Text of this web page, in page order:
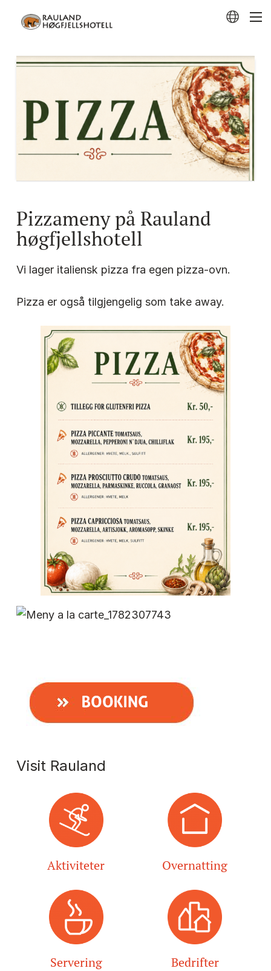
Pizzameny på Rauland
høgfjellshotell
Vi lager italiensk pizza fra egen pizza-ovn.
Pizza er også tilgjengelig som take away.
Visit Rauland
Aktiviteter Overnatting
Servering Bedrifter